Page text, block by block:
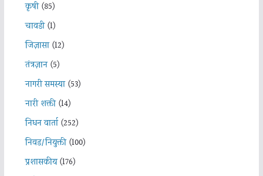
कृषी(85)
चावडी(1)
जिज्ञासा(12)
तंत्रज्ञान(5)
नागरी समस्या(53)
नारी शक्ती(14)
निधन वार्ता(252)
निवड/नियुक्ती(100)
प्रशासकीय(176)